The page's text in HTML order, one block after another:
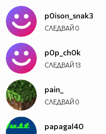
p0ison_snak3
СЛЕДВАЙ 0
p0p_ch0k
СЛЕДВАЙ13
pain_
СЛЕДВАЙ 0
papagal40